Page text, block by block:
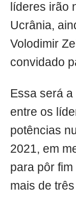
líderes irão
Ucrânia,
Volodimir
convidado
Essa será
entre os
potências
2021, em
para pôr
mais de